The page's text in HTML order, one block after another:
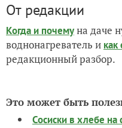
От редакции
Когда и почемуна даче
воднонагреватель и как
редакционный разбор.
Это может быть
Сосиски в хлебе на